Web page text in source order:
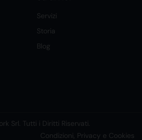
Servizi
Storia
Blog
Srl. Tutti i Diritti Riservati.
Condizioni, Privacy e Cookies